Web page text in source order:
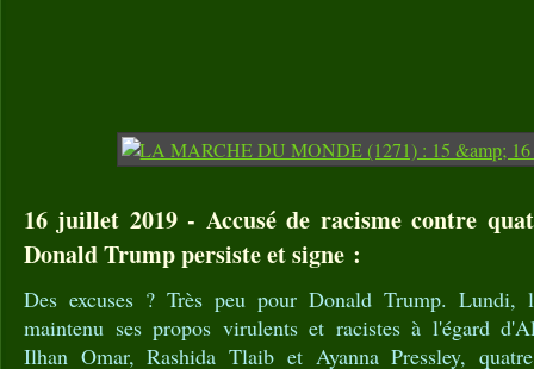
16 juillet 2019 - Accusé de racisme contre
Donald Trump persiste et signe :
Des excuses ? Très peu pour Donald Trump. Lundi,
maintenu ses propos virulents et racistes à l'égard
Ilhan Omar, Rashida Tlaib et Ayanna Pressley,